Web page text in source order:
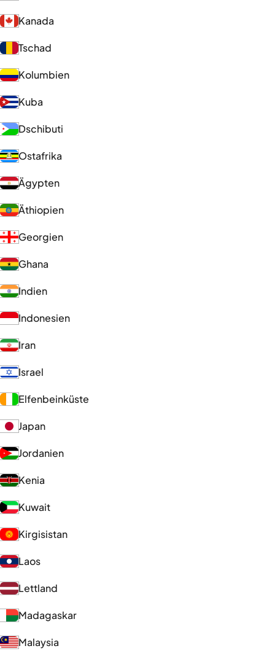
Kanada
Tschad
Kolumbien
Kuba
Dschibuti
Ostafrika
Ägypten
Äthiopien
Georgien
Ghana
Indien
Indonesien
Iran
Israel
Elfenbeinküste
Japan
Jordanien
Kenia
Kuwait
Kirgisistan
Laos
Lettland
Madagaskar
Malaysia